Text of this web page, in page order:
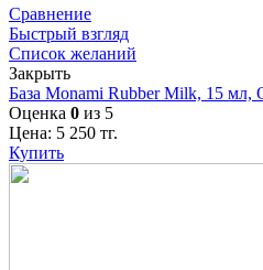
Сравнение
Быстрый взгляд
Список желаний
Закрыть
База Monami Rubber Milk, 15 мл,
Оценка 0 из 5
Цена: 5 250 тг.
Купить